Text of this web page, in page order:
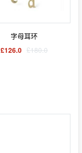
字母耳环
£126.0 £180.0